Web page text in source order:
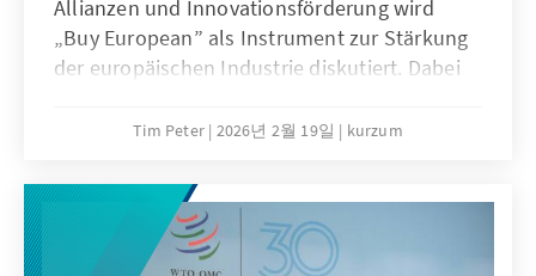
Allianzen und Innovationsförderung wird
„Buy European” als Instrument zur Stärkung
der europäischen Industrie diskutiert. Dabei
und nur in eng definierten Bereichen
Kombination aus gezielten Ausgleichszöllen
bei unfairem Wettbewerb und einer offensiven
Freihandelsagenda.
Tim Peter 2026년 2월 19일 kurzum